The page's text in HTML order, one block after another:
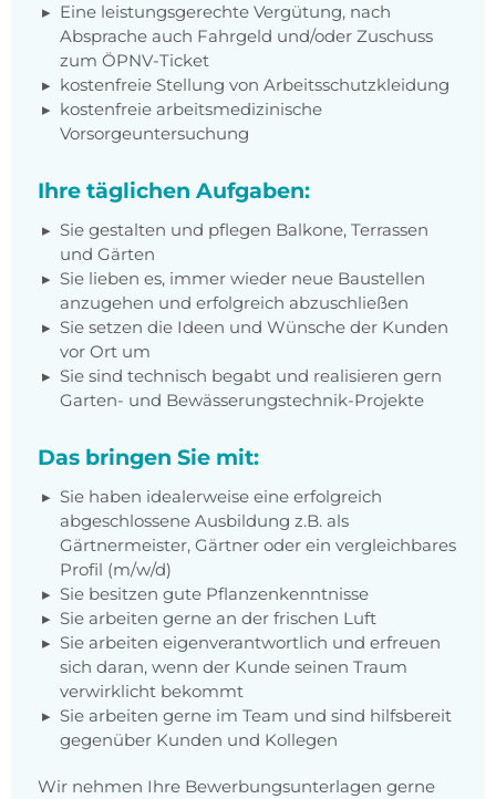
Eine leistungsgerechte Vergütung, nach
Absprache auch Fahrgeld und/oder Zuschuss
zum ÖPNV-Ticket
kostenfreie Stellung von Arbeitsschutzkleidung
kostenfreie arbeitsmedizinische
Vorsorgeuntersuchung
Ihre täglichen Aufgaben:
Sie gestalten und pflegen Balkone, Terrassen
und Gärten
Sie lieben es, immer wieder neue Baustellen
anzugehen und erfolgreich abzuschließen
Sie setzen die Ideen und Wünsche der Kunden
vor Ort um
Sie sind technisch begabt und realisieren gern
Garten- und Bewässerungstechnik-Projekte
Das bringen Sie mit:
Sie haben idealerweise eine erfolgreich
abgeschlossene Ausbildung z.B. als
Gärtnermeister, Gärtner oder ein vergleichbares
Profil (m/w/d)
Sie besitzen gute Pflanzenkenntnisse
Sie arbeiten gerne an der frischen Luft
Sie arbeiten eigenverantwortlich und erfreuen
sich daran, wenn der Kunde seinen Traum
verwirklicht bekommt
Sie arbeiten gerne im Team und sind hilfsbereit
gegenüber Kunden und Kollegen
Wir nehmen Ihre Bewerbungsunterlagen gerne